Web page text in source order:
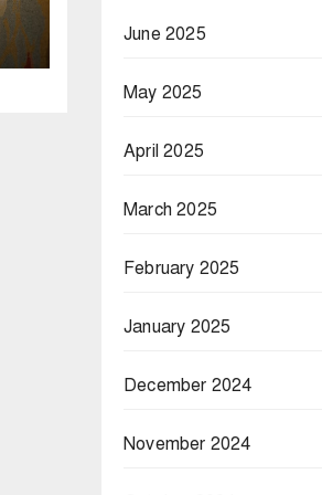
June 2025
May 2025
April 2025
March 2025
February 2025
January 2025
December 2024
November 2024